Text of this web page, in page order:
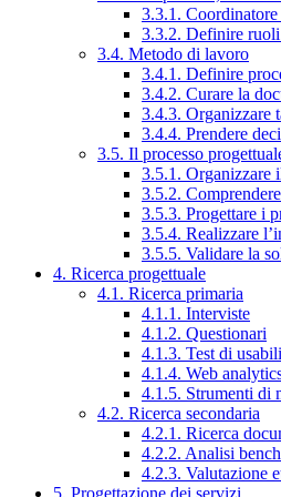
3.3.1.
3.3.2. Definire ruoli
3.4. Metodo di lavoro
3.4.1. Definire
3.4.2. Curare la
3.4.3. Organizzare
3.4.4. Prendere
3.5. Il processo
3.5.1. Organizzare
3.5.2.
3.5.3. Progettare i
3.5.4. Realizzare
3.5.5. Validare la
4. Ricerca progettuale
4.1. Ricerca primaria
4.1.1. Interviste
4.1.2. Questionari
4.1.3. Test di
4.1.4. Web
4.1.5. Strumenti di
4.2. Ricerca secondaria
4.2.1. Ricerca
4.2.2. Analisi
4.2.3. Valutazione
5. Progettazione dei servizi